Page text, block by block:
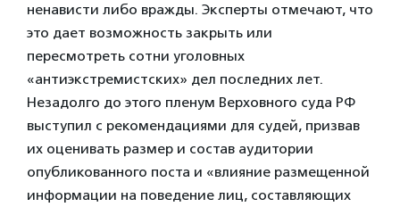
ненависти либо вражды. Эксперты отмечают, что
это дает возможность закрыть или
пересмотреть сотни уголовных
«антиэкстремистских» дел последних лет.
Незадолго до этого пленум Верховного суда РФ
выступил с рекомендациями для судей, призвав
их оценивать размер и состав аудитории
опубликованного поста и «влияние размещенной
информации на поведение лиц, составляющих